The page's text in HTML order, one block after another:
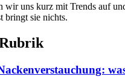
wir uns kurz mit Trends auf
bringt sie nichts.